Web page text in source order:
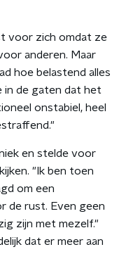
voor zich omdat ze
anderen. Maar
hoe belastend alles
in de gaten dat het
onstabiel, heel
en stelde voor
"Ik ben toen
om een
de rust. Even geen
zijn met mezelf."
dat er meer aan